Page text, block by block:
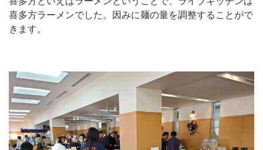
喜多方ラーメンでした。因みに麺の量を調整することがで
きます。